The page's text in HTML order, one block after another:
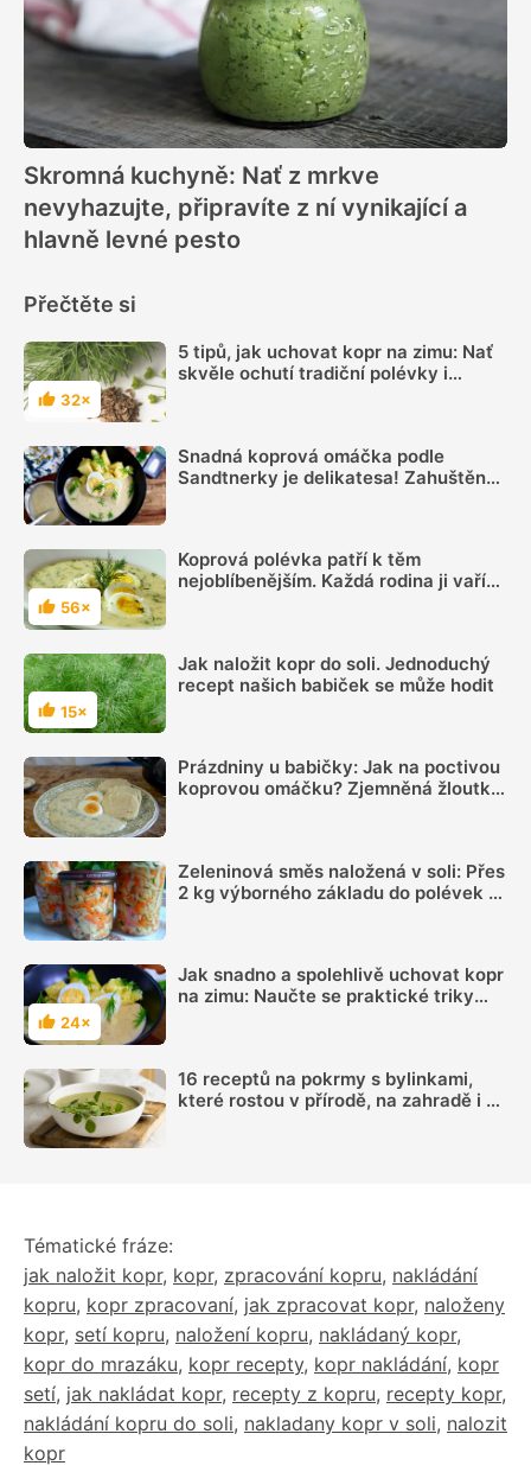
Skromná kuchyně: Nať z mrkve
nevyhazujte, připravíte z ní vynikající a
hlavně levné pesto
Přečtěte si
Hodnocení
32×
5 tipů, jak uchovat kopr na zimu: Nať
skvěle ochutí tradiční polévky i
Snadná koprová omáčka podle
Sandtnerky je delikatesa! Zahuštěná
Hodnocení
56×
Koprová polévka patří k těm
nejoblíbenějším. Každá rodina ji vaří
Hodnocení
15×
Jak naložit kopr do soli. Jednoduchý
recept našich babiček se může hodit
Prázdniny u babičky: Jak na poctivou
koprovou omáčku? Zjemněná žloutky
Zeleninová směs naložená v soli: Přes
2 kg výborného základu do polévek a
Hodnocení
24×
Jak snadno a spolehlivě uchovat kopr
na zimu: Naučte se praktické triky
16 receptů na pokrmy s bylinkami,
které rostou v přírodě, na zahradě i za
Tématické fráze:
jak naložit kopr, kopr, zpracování kopru, nakládání
kopru, kopr zpracovaní, jak zpracovat kopr, naloženy
kopr, setí kopru, naložení kopru, nakládaný kopr,
kopr do mrazáku, kopr recepty, kopr nakládání, kopr
setí, jak nakládat kopr, recepty z kopru, recepty kopr,
nakládání kopru do soli, nakladany kopr v soli, nalozit
kopr